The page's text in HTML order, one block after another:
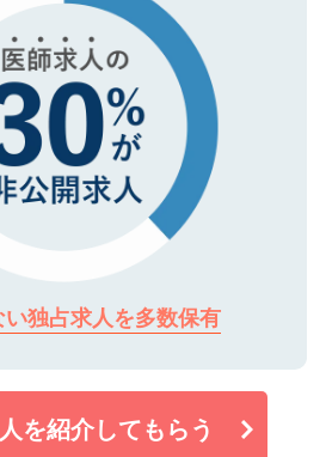
い独占求人を多数保有
を紹介してもらう